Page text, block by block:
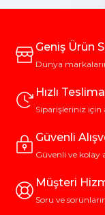
Geniş Ürün
Dünya
Hızlı
Siparişleriniz için
Güvenli
Güvenli ve kolay
Müşteri
Soru ve